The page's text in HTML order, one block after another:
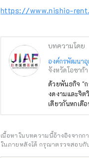
Kita-ku,
https://www.nishio-
บทความโดย
องค์กรพัฒนาอุ
จังหวัดโอซาก้า
ด้วยพันธกิจ "ก
งดงามและจิ
เดียวกันหกเดื
ประเทศ 7 แห่
ซึ่งชีวิตจะสดใ
วัฒนธรรมและ
เนื้อหาในบทความนี้อ้างอิงจากก
ในภายหลังได้ กรุณาตรวจสอบกั